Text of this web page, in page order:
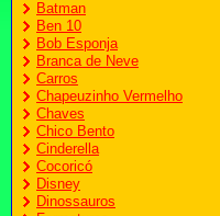
Batman
Ben 10
Bob Esponja
Branca de Neve
Carros
Chapeuzinho Vermelho
Chaves
Chico Bento
Cinderella
Cocoricó
Disney
Dinossauros